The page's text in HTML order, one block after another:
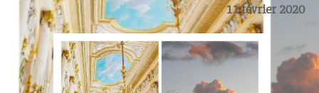
11 février 2020